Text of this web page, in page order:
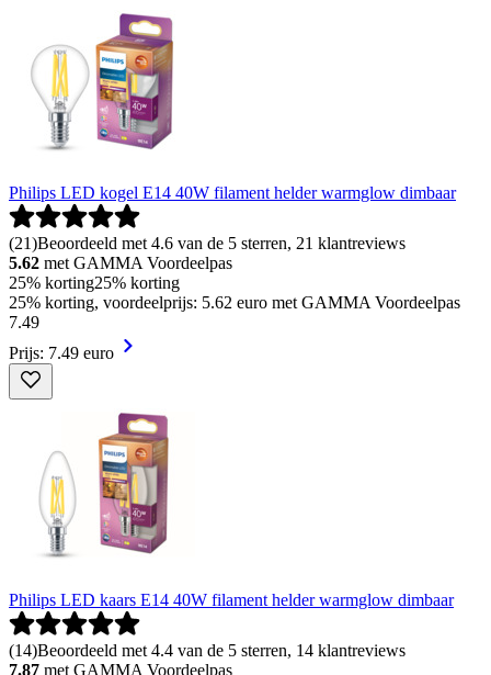
Philips LED kogel E14 40W filament helder warmglow dimbaar
(21)Beoordeeld met 4.6 van de 5 sterren, 21 klantreviews
5.62 met GAMMA Voordeelpas
25% korting25% korting
25% korting, voordeelprijs: 5.62 euro met GAMMA Voordeelpas
7.49
Prijs: 7.49 euro
Philips LED kaars E14 40W filament helder warmglow dimbaar
(14)Beoordeeld met 4.4 van de 5 sterren, 14 klantreviews
7.87 met GAMMA Voordeelpas